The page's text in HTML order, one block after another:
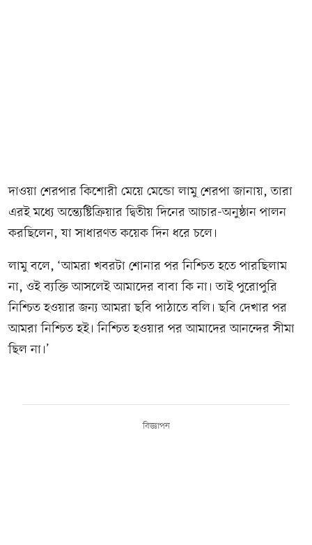
দাওয়া শেরপার কিশোরী মেয়ে মেন্ডো লামু শেরপা জানায়, তারা
এরই মধ্যে অন্ত্যেষ্টিক্রিয়ার দ্বিতীয় দিনের আচার-অনুষ্ঠান পালন
করছিলেন, যা সাধারণত কয়েক দিন ধরে চলে।
লামু বলে, ‘আমরা খবরটা শোনার পর নিশ্চিত হতে পারছিলাম
না, ওই ব্যক্তি আসলেই আমাদের বাবা কি না। তাই পুরোপুরি
নিশ্চিত হওয়ার জন্য আমরা ছবি পাঠাতে বলি। ছবি দেখার পর
আমরা নিশ্চিত হই। নিশ্চিত হওয়ার পর আমাদের আনন্দের সীমা
ছিল না।’
বিজ্ঞাপন